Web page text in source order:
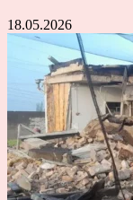
18.05.2026